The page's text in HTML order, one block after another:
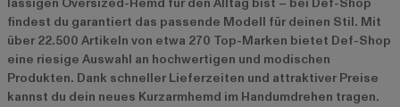
findest du garantiert das passende Modell für deinen Stil. Mit
über 22.500 Artikeln von etwa 270 Top-Marken bietet Def-Shop
eine riesige Auswahl an hochwertigen und modischen
Produkten. Dank schneller Lieferzeiten und attraktiver Preise
kannst du dein neues Kurzarmhemd im Handumdrehen tragen.